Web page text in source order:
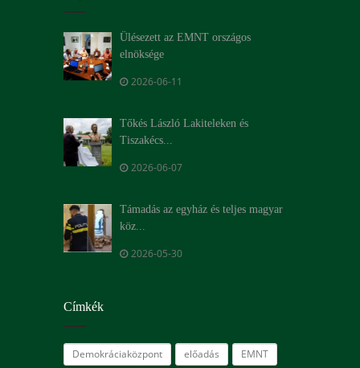
Ülésezett az EMNT országos
elnöksége
2026-06-11
Tőkés László Lakiteleken és
Tiszakécs...
2026-06-07
Támadás az egyház és teljes magyar
köz...
2026-05-30
Címkék
Demokráciaközpont előadás EMNT